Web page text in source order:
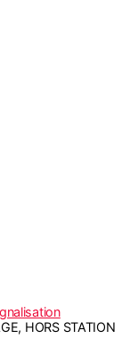
HORS STATION